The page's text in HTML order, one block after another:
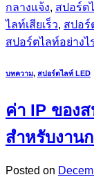
กลางแจ้ง, สปอร์ต
ไลท์เสียเร็ว, สปอร์
สปอร์ตไลท์อย่างไ
บทความ, สปอร์ตไลท์ LED
ค่า IP ของ
สำหรับงาน
Posted on